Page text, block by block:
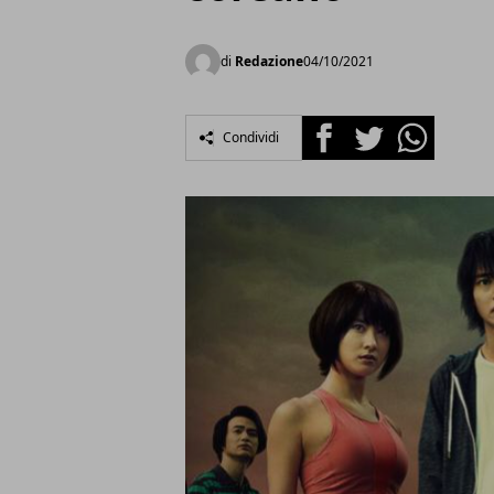
di Redazione04/10/2021
Condividi FacebookTwitterWhatsapp